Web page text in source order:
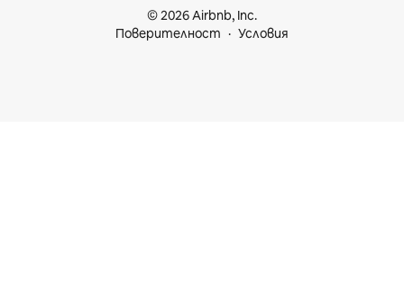
© 2026 Airbnb, Inc.
Поверителност
Условия